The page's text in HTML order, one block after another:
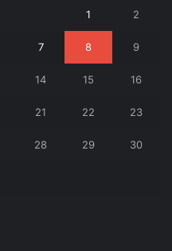
1 2
7 8 9
14 15 16
21 22 23
28 29 30